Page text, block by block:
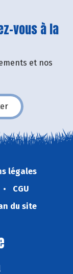
vous à la
et nos
légales
CGU
du site